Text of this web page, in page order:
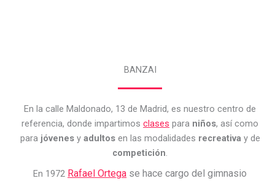
BANZAI
En la calle Maldonado, 13 de Madrid, es nuestro centro de
referencia, donde impartimosclases para niños, así como
para jóvenesy adultosen las modalidades recreativay de
competición.
En 1972 Rafael Ortega se hace cargo del gimnasio